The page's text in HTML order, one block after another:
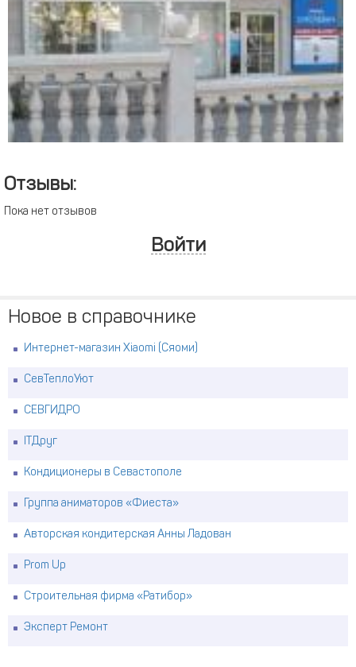
Отзывы:
Пока нет отзывов
Войти
Новое в справочнике
Интернет-магазин Xiaomi (Сяоми)
СевТеплоУют
СЕВГИДРО
ITДруг
Кондиционеры в Севастополе
Группа аниматоров «Фиеста»
Авторская кондитерская Анны Ладован
Prom Up
Строительная фирма «Ратибор»
Эксперт Ремонт